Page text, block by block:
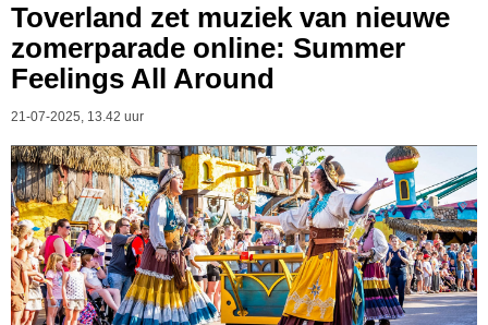
Toverland zet muziek van nieuwe
zomerparade online: Summer
Feelings All Around
21-07-2025, 13.42 uur